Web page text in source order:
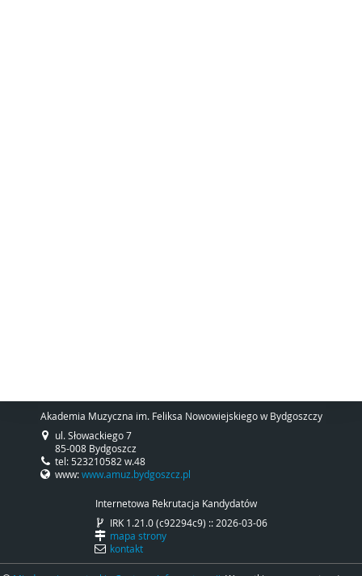
Akademia Muzyczna im. Feliksa Nowowiejskiego w Bydgoszczy
ul. Słowackiego 7
85-008 Bydgoszcz
tel: 523210582 w.48
www:www.amuz.bydgoszcz.pl
Internetowa Rekrutacja Kandydatów
IRK 1.21.0 (c92294c9) :: 2026-03-06
mapa strony
kontakt